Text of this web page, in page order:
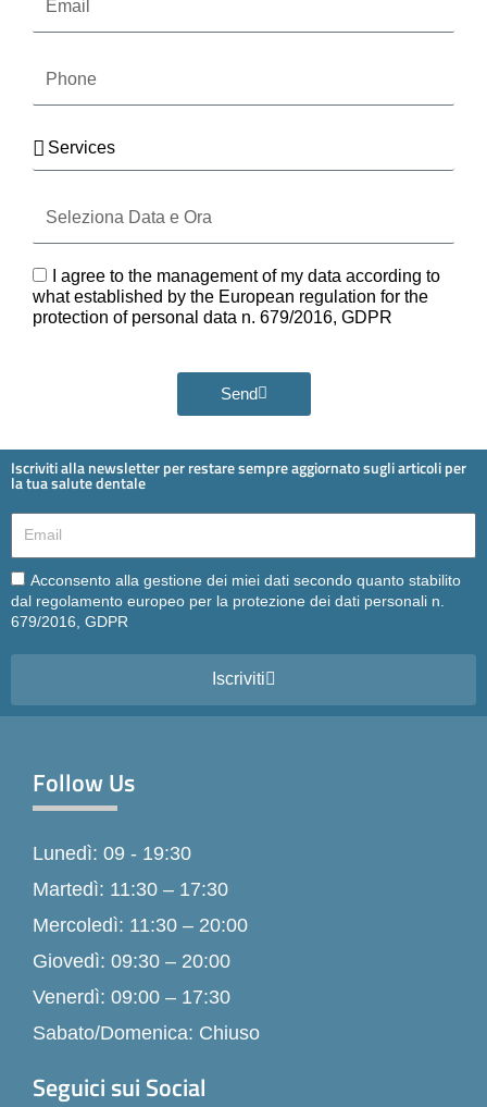
Services
Data
e
GDPRI agree to the management of my data according to
what established by the European regulation for the
protection of personal data n. 679/2016, GDPR
Send
Iscriviti alla newsletter per restare sempre aggiornato sugli articoli per
la tua salute dentale
Email
Email
Acconsento alla gestione dei miei dati secondo quanto stabilito
dal regolamento europeo per la protezione dei dati personali n.
679/2016, GDPR
Iscriviti
Follow Us
Lunedì: 09 - 19:30
Martedì: 11:30 – 17:30
Mercoledì: 11:30 – 20:00
Giovedì: 09:30 – 20:00
Venerdì: 09:00 – 17:30
Sabato/Domenica: Chiuso
Seguici sui Social